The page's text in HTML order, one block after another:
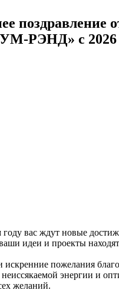
поздравление
РЭНД» с 2026
вас ждут новые
идеи и проекты
пожелания
неиссякаемой энергии и
желаний.